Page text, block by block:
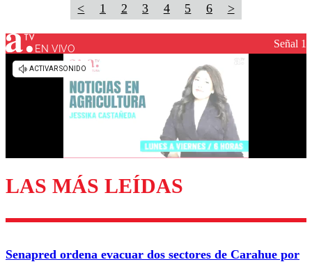
< 1 2 3 4 5 6 >
EN VIVO Señal 1
LAS MÁS LEÍDAS
Senapred ordena evacuar dos sectores de Carahue por